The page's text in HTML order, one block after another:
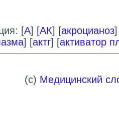
[А] [АК] [акроцианоз
] [актг] [активатор
(c) Медицинский